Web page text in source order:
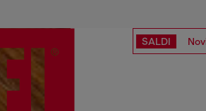
SALDI